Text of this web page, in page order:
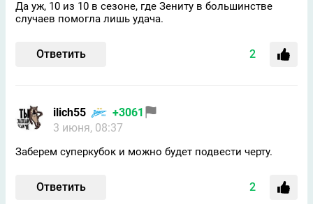
Да уж, 10 из 10 в сезоне, где Зениту в большинстве
случаев помогла лишь удача.
Ответить 2
ilich55
+3061
3 июня, 08:37
Заберем суперкубок и можно будет подвести черту.
Ответить 2